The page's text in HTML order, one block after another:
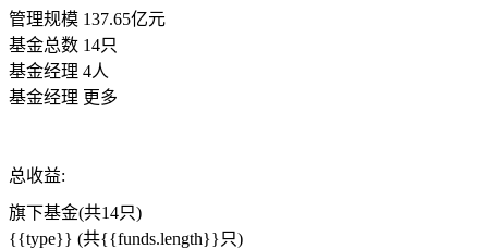
管理规模 137.65亿元
基金总数 14只
基金经理 4人
基金经理 更多
总收益:
旗下基金(共14只)
{{type}} (共{{funds.length}}只)